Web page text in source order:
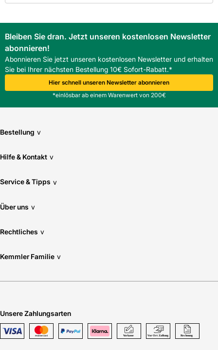
Bleiben Sie dran. Jetzt unseren kostenlosen Newsletter
abonnieren!
Abonnieren Sie jetzt unseren kostenlosen Newsletter und erhalten
Sie bei Ihrer nächsten Bestellung 10€ Sofort-Rabatt.*
Hier schnell unseren Newsletter abonnieren
*einlösbar ab einem Warenwert von 200€
Bestellung v
Hilfe & Kontakt v
Service & Tipps v
Über uns v
Rechtliches v
Kemmler Familie v
Unsere Zahlungsarten